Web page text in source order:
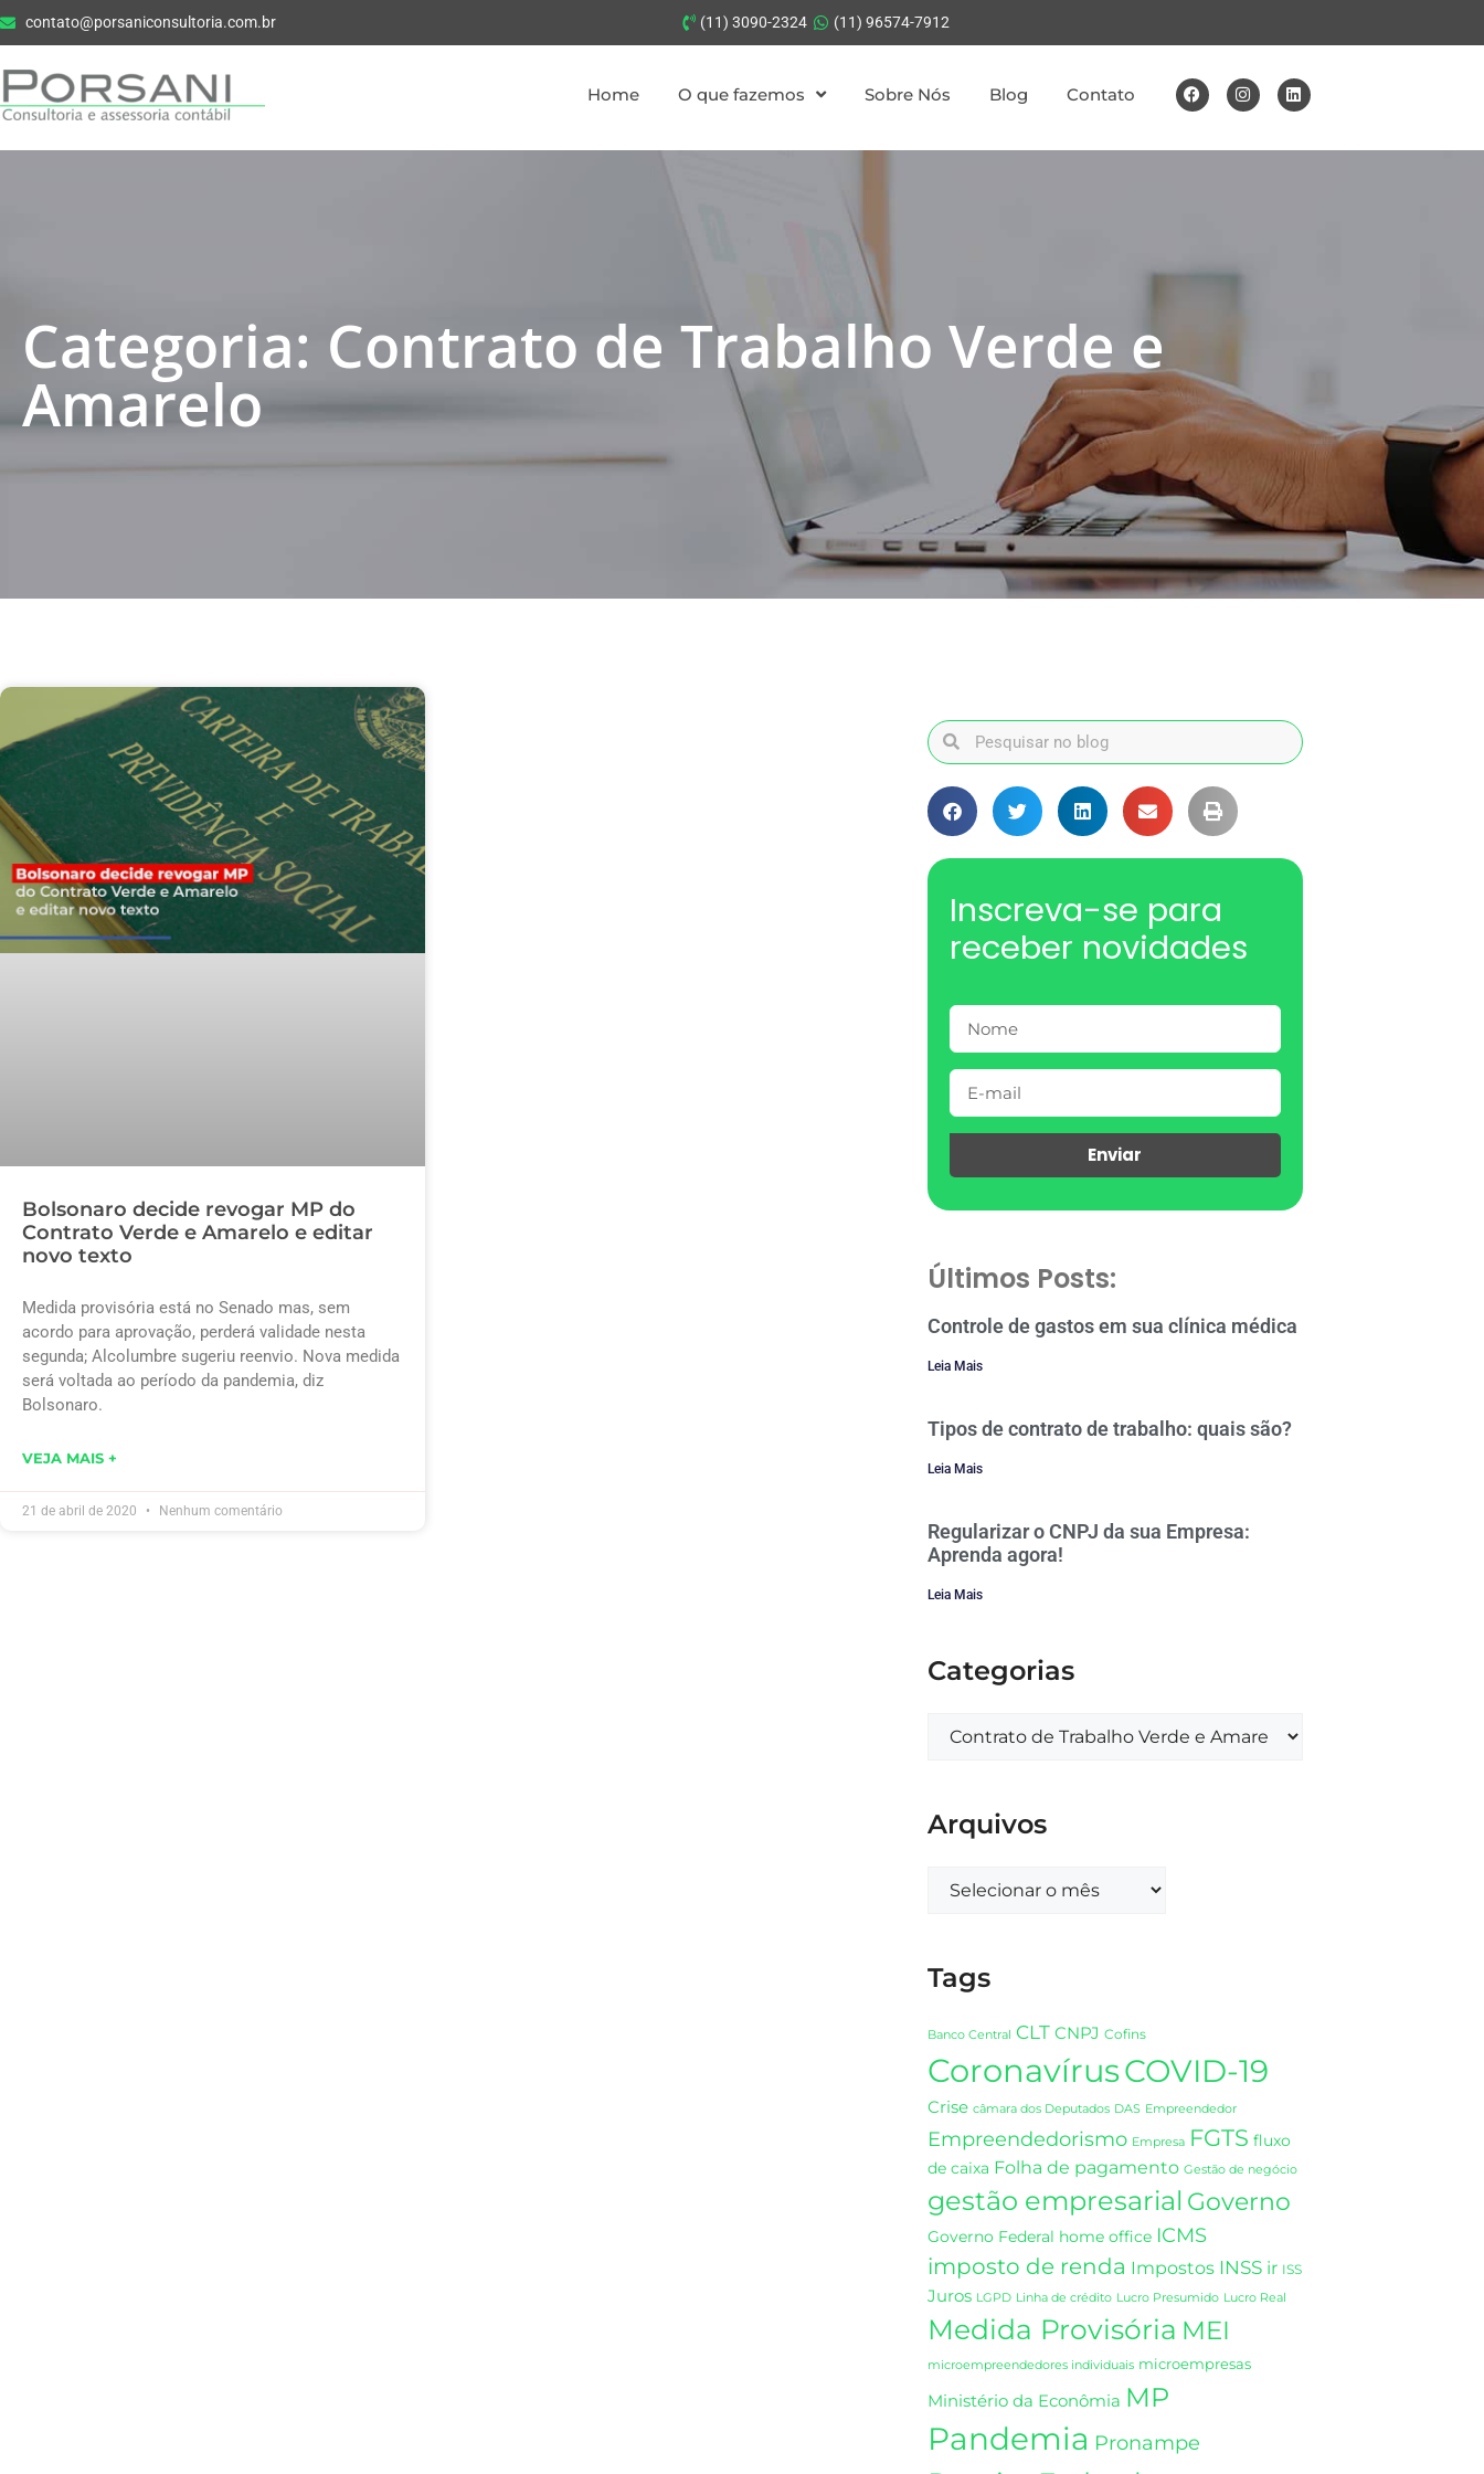
contato@porsaniconsultoria.com.br (11) 3090-2324 (11) 96574-7912
Home O que fazemos Sobre Nós Blog Contato
Categoria: Contrato de Trabalho Verde e
Amarelo
Bolsonaro decide revogar MP do
Contrato Verde e Amarelo e editar
novo texto
Medida provisória está no Senado mas, sem
acordo para aprovação, perderá validade nesta
segunda; Alcolumbre sugeriu reenvio. Nova medida
será voltada ao período da pandemia, diz
Bolsonaro.
VEJA MAIS +
21 de abril de 2020 Nenhum comentário
Inscreva-se para
receber novidades
Enviar
Últimos Posts:
Controle de gastos em sua clínica médica
Leia Mais
Tipos de contrato de trabalho: quais são?
Leia Mais
Regularizar o CNPJ da sua Empresa:
Aprenda agora!
Leia Mais
Categorias
Arquivos
Tags
Banco Central CLT CNPJ Cofins
CoronavírusCOVID-19
Crise câmara dos Deputados DAS Empreendedor
Empreendedorismo Empresa FGTS fluxo
de caixa Folha de pagamento Gestão de negócio
gestão empresarial Governo
Governo Federal home office ICMS
imposto de renda Impostos INSS ir ISS
Juros LGPD Linha de crédito Lucro Presumido Lucro Real
Medida Provisória MEI
microempreendedores individuais microempresas
Ministério da Econômia MP
Pandemia Pronampe